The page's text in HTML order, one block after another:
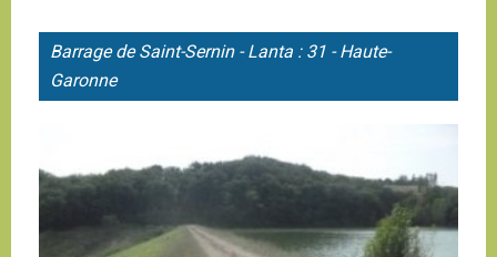
Barrage deSaint-Sernin - Lanta : 31 - Haute-
Garonne